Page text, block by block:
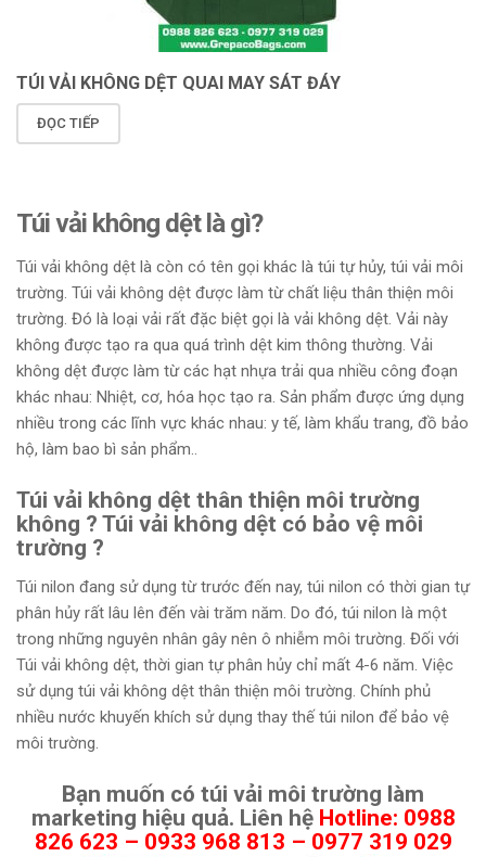
TÚI VẢI KHÔNG DỆT QUAI MAY SÁT ĐÁY
ĐỌC TIẾP
Túi vải không dệt là gì?
Túi vải không dệt là còn có tên gọi khác là túi tự hủy, túi vải môi
trường. Túi vải không dệt được làm từ chất liệu thân thiện môi
trường. Đó là loại vải rất đặc biệt gọi là vải không dệt. Vải này
không được tạo ra qua quá trình dệt kim thông thường. Vải
không dệt được làm từ các hạt nhựa trải qua nhiều công đoạn
khác nhau: Nhiệt, cơ, hóa học tạo ra. Sản phẩm được ứng dụng
nhiều trong các lĩnh vực khác nhau: y tế, làm khẩu trang, đồ bảo
hộ, làm bao bì sản phẩm..
Túi vải không dệt thân thiện môi trường
không ? Túi vải không dệt có bảo vệ môi
trường ?
Túi nilon đang sử dụng từ trước đến nay, túi nilon có thời gian tự
phân hủy rất lâu lên đến vài trăm năm. Do đó, túi nilon là một
trong những nguyên nhân gây nên ô nhiễm môi trường. Đối với
Túi vải không dệt, thời gian tự phân hủy chỉ mất 4-6 năm. Việc
sử dụng túi vải không dệt thân thiện môi trường. Chính phủ
nhiều nước khuyến khích sử dụng thay thế túi nilon để bảo vệ
môi trường.
Bạn muốn có túi vải môi trường làm
marketing hiệu quả. Liên hệ Hotline: 0988
826 623 – 0933 968 813 – 0977 319 029